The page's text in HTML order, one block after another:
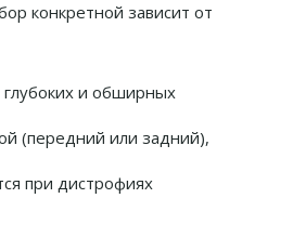
конкретной зависит от
глубоких и обширных
(передний или задний),
при дистрофиях